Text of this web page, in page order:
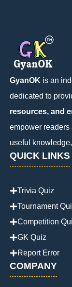
GyanOK is an
dedicated to
resources, and
empower
useful
QUICK LINKS
Trivia Quiz
Tournament
Competition
GK Quiz
Report Error
COMPANY